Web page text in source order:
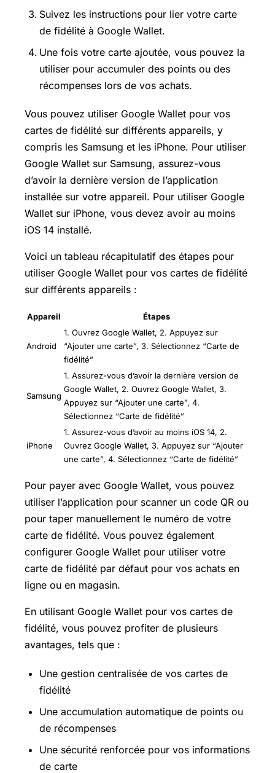
Suivez les instructions pour lier votre carte
de fidélité à Google Wallet.
Une fois votre carte ajoutée, vous pouvez la
utiliser pour accumuler des points ou des
récompenses lors de vos achats.
Vous pouvez utiliser Google Wallet pour vos
cartes de fidélité sur différents appareils, y
compris les Samsung et les iPhone. Pour utiliser
Google Wallet sur Samsung, assurez-vous
d’avoir la dernière version de l’application
installée sur votre appareil. Pour utiliser Google
Wallet sur iPhone, vous devez avoir au moins
iOS 14 installé.
Voici un tableau récapitulatif des étapes pour
utiliser Google Wallet pour vos cartes de fidélité
sur différents appareils :
Appareil Étapes
Android
1. Ouvrez Google Wallet, 2. Appuyez sur
“Ajouter une carte”, 3. Sélectionnez “Carte de
fidélité”
Samsung
1. Assurez-vous d’avoir la dernière version de
Google Wallet, 2. Ouvrez Google Wallet, 3.
Appuyez sur “Ajouter une carte”, 4.
Sélectionnez “Carte de fidélité”
iPhone
1. Assurez-vous d’avoir au moins iOS 14, 2.
Ouvrez Google Wallet, 3. Appuyez sur “Ajouter
une carte”, 4. Sélectionnez “Carte de fidélité”
Pour payer avec Google Wallet, vous pouvez
utiliser l’application pour scanner un code QR ou
pour taper manuellement le numéro de votre
carte de fidélité. Vous pouvez également
configurer Google Wallet pour utiliser votre
carte de fidélité par défaut pour vos achats en
ligne ou en magasin.
En utilisant Google Wallet pour vos cartes de
fidélité, vous pouvez profiter de plusieurs
avantages, tels que :
Une gestion centralisée de vos cartes de
fidélité
Une accumulation automatique de points ou
de récompenses
Une sécurité renforcée pour vos informations
de carte